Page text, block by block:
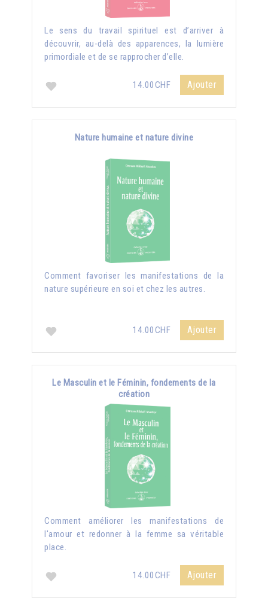
Le sens du travail spirituel est d’arriver à
découvrir, au-delà des apparences, la lumière
primordiale et de se rapprocher d’elle.
14.00CHF Ajouter
Nature humaine et nature divine
Comment favoriser les manifestations de la
nature supérieure en soi et chez les autres.
14.00CHF Ajouter
Le Masculin et le Féminin, fondements de la
création
Comment améliorer les manifestations de
l'amour et redonner à la femme sa véritable
place.
14.00CHF Ajouter